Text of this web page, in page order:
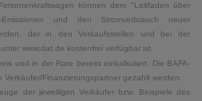
können dem "Leitfaden über
und den Stromverbrauch neuer
der in den Verkaufsstellen und bei der
www.dat.de kostenfrei verfügbar ist.
und in der Rate bereits einkalkuliert. Die BAFA-
Finanzierungspartner gezahlt werden.
der jeweiligen Verkäufer bzw. Beispiele des